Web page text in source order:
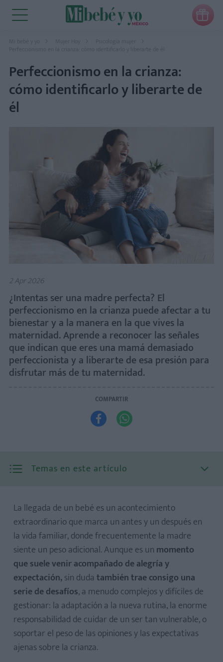

Mi bebé y yo Mujer Hoy
Psicología mujer
Perfeccionismo en la crianza: cómo identificarlo y liberarte de él
Perfeccionismo en la crianza:
cómo identificarlo y liberarte de
él
2 Apr 2026
¿Intentas ser una madre perfecta? El
perfeccionismo en la crianza puede afectar a tu
bienestar y a la manera en la que vives la
maternidad. Aprende a reconocer las señales
que indican que eres una mamá demasiado
perfeccionista y a liberarte de esa presión para
disfrutar más de tu maternidad.
COMPARTIR
 
Temas en este artículo
1. Tener una tendencia perfeccionista arraigada
2. Mantener la creencia de que debes proporcionarle “lo
mejor” a tu hijo
3. Sostener una imagen romantizada de la maternidad
4. Una sólida independencia y capacidad de autogestión
de la madre
5. Un pasado de crianza con altos niveles de exigencia
La llegada de un bebé es un acontecimiento
extraordinario que marca un antes y un después en
la vida familiar, donde frecuentemente la madre
siente un peso adicional. Aunque es un momento
que suele venir acompañado de alegría y
expectación,sin duda también trae consigo una
serie de desafíos, a menudo complejos y difíciles de
gestionar: la adaptación a la nueva rutina, la enorme
responsabilidad de cuidar de un ser tan vulnerable, o
soportar el peso de las opiniones y las expectativas
ajenas sobre la crianza.